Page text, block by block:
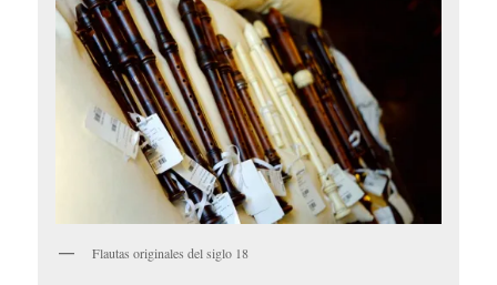
Flautas originales del siglo 18